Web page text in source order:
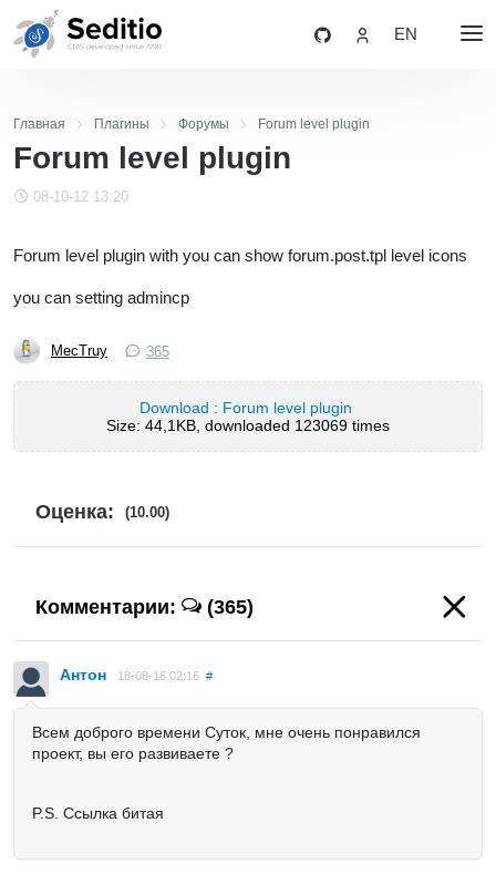
EN
Главная Плагины Форумы Forum level plugin
Forum level plugin
08-10-12 13:20
Forum level plugin with you can show forum.post.tpl level icons
you can setting admincp
MecTruy 365
Download : Forum level plugin
Size: 44,1KB, downloaded 123069 times
Оценка: (10.00)
Комментарии: (365)
Антон 18-08-16 02:16 #
Всем доброго времени Суток, мне очень понравился
проект, вы его развиваете ?
P.S. Ссылка битая